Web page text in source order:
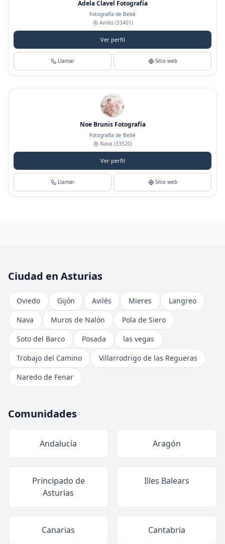
Adela Clavel Fotografía
Fotografía de Bebé
Avilés(33401)
Ver perfil
Llamar Sitio web
Noe Brunis Fotografía
Fotografía de Bebé
Nava (33520)
Ver perfil
Llamar Sitio web
Ciudad en Asturias
Oviedo Gijón Avilés Mieres
Langreo
Nava
Muros de Nalón
Pola de Siero
Soto del Barco
Posada
las vegas
Trobajo del Camino
Villarrodrigo de las Regueras
Naredo de Fenar
Comunidades
Andalucía Aragón
Principado de
Asturias
Illes Balears
Canarias Cantabria